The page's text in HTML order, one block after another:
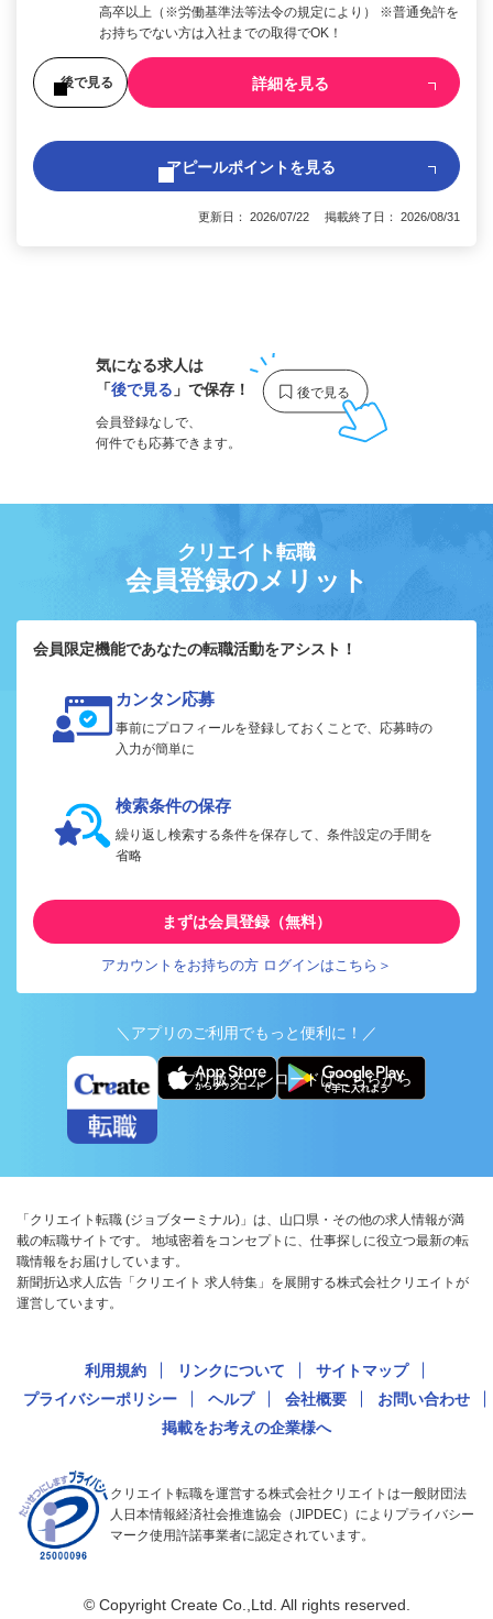
高卒以上（※労働基準法等法令の規定により） ※普通免許を
お持ちでない方は入社までの取得でOK！
後で見る 詳細を見る
アピールポイントを見る
更新日： 2026/07/22 掲載終了日： 2026/08/31
気になる求人は
「後で見る 」で保存！
会員登録なしで、
何件でも応募できます。
クリエイト転職
会員登録のメリット
会員限定機能であなたの転職活動をアシスト！
カンタン応募
事前にプロフィールを登録しておくことで、応募時の
入力が簡単に
検索条件の保存
繰り返し検索する条件を保存して、条件設定の手間を
省略
まずは会員登録（無料）
アカウントをお持ちの方 ログインはこちら＞
＼アプリのご利用でもっと便利に！／
アプリ版ダウンロードはこちらから
「クリエイト転職 (ジョブターミナル)」は、山口県・その他の求人情報が満
載の転職サイトです。 地域密着をコンセプトに、仕事探しに役立つ最新の転
職情報をお届けしています。
新聞折込求人広告「クリエイト 求人特集」を展開する株式会社クリエイトが
運営しています。
利用規約 リンクについて
サイトマップ
プライバシーポリシー
ヘルプ 会社概要
お問い合わせ
掲載をお考えの企業様へ
クリエイト転職を運営する株式会社クリエイトは一般財団法
人日本情報経済社会推進協会（JIPDEC）によりプライバシー
マーク使用許諾事業者に認定されています。
© Copyright Create Co.,Ltd. All rights reserved.